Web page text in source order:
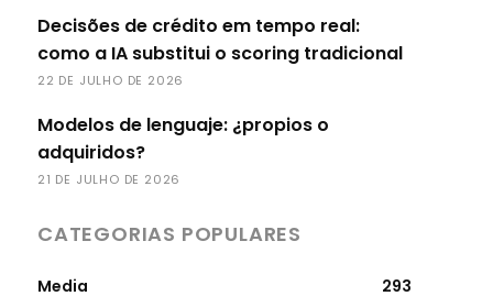
Decisões de crédito em tempo real:
como a IA substitui o scoring tradicional
22 DE JULHO DE 2026
Modelos de lenguaje: ¿propios o
adquiridos?
21 DE JULHO DE 2026
CATEGORIAS POPULARES
Media
293